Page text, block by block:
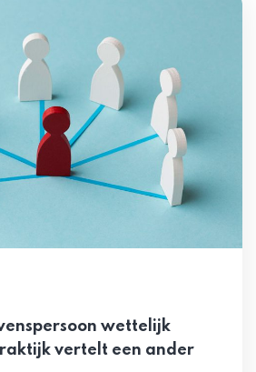
wettelijk
vertelt een ander